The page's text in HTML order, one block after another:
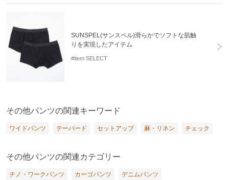
SUNSPEL(サンスペル)滑らかでソフトな肌触
りを実現したアイテム
#item SELECT
その他パンツの関連キーワード
ワイドパンツ テーパード セットアップ 麻・リネン チェック
その他パンツの関連カテゴリー
チノ・ワークパンツ カーゴパンツ デニムパンツ